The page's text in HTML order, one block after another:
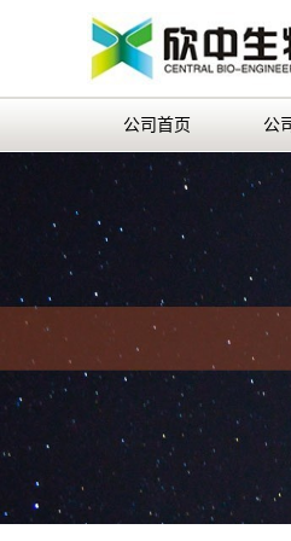
公司首页 公